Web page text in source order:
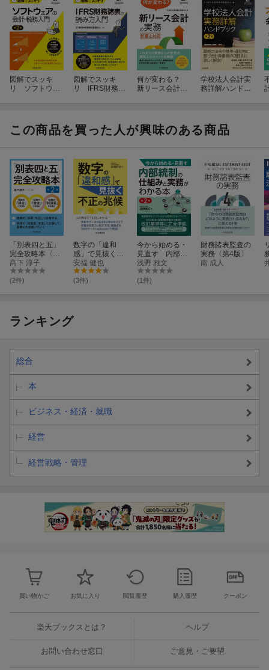
図解でスッキ
リ ソフトウェ
図解でスッキ
リ IFRS財務諸
何が変わる？
新リース会計の
学校法人会計実
務詳解ハンドブ
この商品を買った人が興味のある商品
「別表四と五」
完全攻略本〈第
2版〉
高下 淳子
(2件)
数字の「違和
感」で見抜く不
正の兆候
安福 健也
(3件)
今から始める・
見直す 内部統
制の仕組みと実
務がわかる本
〈第2版〉
浅野 雅文
(1件)
財務諸表監査の
実務〈第4版〉
南 成人
ランキング
総合
本
ビジネス・経済・就職
経営
経営戦略・管理
買い物かご お気に入り 閲覧履歴 購入履歴 クーポン
楽天ブックスとは？ ヘルプ
お問い合わせ窓口 ご意見・ご要望